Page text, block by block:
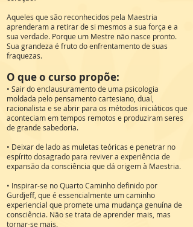
Aqueles que são reconhecidos pela Maestria
aprenderam a retirar de si mesmos a sua força e a
sua verdade. Porque um Mestre não nasce pronto.
Sua grandeza é fruto do enfrentamento de suas
fraquezas.
O que o curso propõe:
• Sair do enclausuramento de uma psicologia
moldada pelo pensamento cartesiano, dual,
racionalista e se abrir para os métodos iniciáticos que
aconteciam em tempos remotos e produziram seres
de grande sabedoria.
• Deixar de lado as muletas teóricas e penetrar no
espírito dosagrado para reviver a experiência de
expansão da consciência que dá origem à Maestria.
• Inspirar-se no Quarto Caminho definido por
Gurdjeff, que é essencialmente um caminho
experiencial que promete uma mudança genuína de
consciência. Não se trata de aprender mais, mas
tornar-se mais.